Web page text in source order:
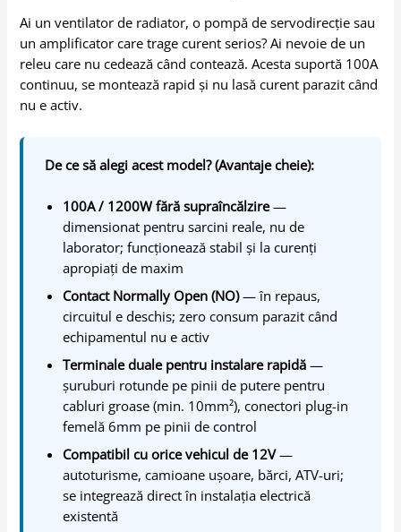
Ai un ventilator de radiator, o pompă de servodirecție sau
un amplificator care trage curent serios? Ai nevoie de un
releu care nu cedează când contează. Acesta suportă 100A
continuu, se montează rapid și nu lasă curent parazit când
nu e activ.
De ce să alegi acest model? (Avantaje cheie):
100A / 1200W fără supraîncălzire—
dimensionat pentru sarcini reale, nu de
laborator; funcționează stabil și la curenți
apropiați de maxim
Contact Normally Open (NO)— în repaus,
circuitul e deschis; zero consum parazit când
echipamentul nu e activ
Terminale duale pentru instalare rapidă —
șuruburi rotunde pe pinii de putere pentru
cabluri groase (min. 10mm²), conectori plug-in
femelă 6mm pe pinii de control
Compatibil cu orice vehicul de 12V—
autoturisme, camioane ușoare, bărci, ATV-uri;
se integrează direct în instalația electrică
existentă